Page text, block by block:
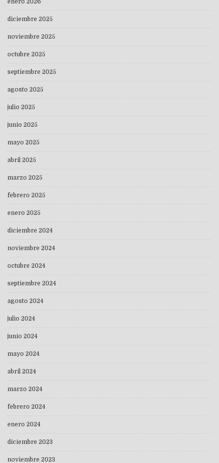
enero 2026
diciembre 2025
noviembre 2025
octubre 2025
septiembre 2025
agosto 2025
julio 2025
junio 2025
mayo 2025
abril 2025
marzo 2025
febrero 2025
enero 2025
diciembre 2024
noviembre 2024
octubre 2024
septiembre 2024
agosto 2024
julio 2024
junio 2024
mayo 2024
abril 2024
marzo 2024
febrero 2024
enero 2024
diciembre 2023
noviembre 2023